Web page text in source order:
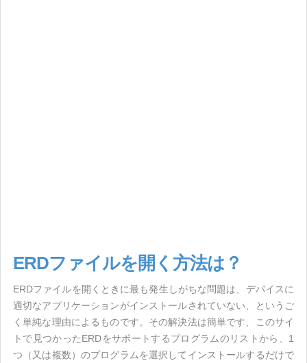
ERDファイルを開く方法は？
ERDファイルを開くときに最も発生しがちな問題は、デバイスに
適切なアプリケーションがインストールされていない、というご
く単純な理由によるものです。その解決法は簡単です、このサイ
トで見つかったERDをサポートするプログラムのリストから、1
つ（又は複数）のプログラムを選択してインストールするだけで